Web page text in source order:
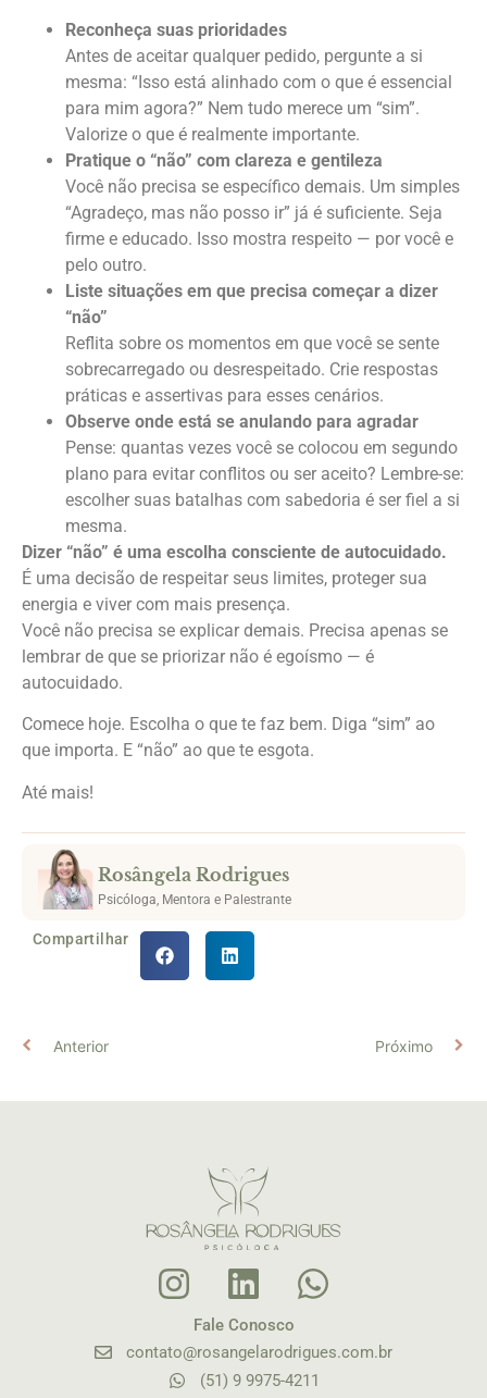
Reconheça suas prioridades
Antes de aceitar qualquer pedido, pergunte a si
mesma: “Isso está alinhado com o que é essencial
para mim agora?” Nem tudo merece um “sim”.
Valorize o que é realmente importante.
Pratique o “não” com clareza e gentileza
Você não precisa se específico demais. Um simples
“Agradeço, mas não posso ir” já é suficiente. Seja
firme e educado. Isso mostra respeito — por você e
pelo outro.
Liste situações em que precisa começar a dizer
“não”
Reflita sobre os momentos em que você se sente
sobrecarregado ou desrespeitado. Crie respostas
práticas e assertivas para esses cenários.
Observe onde está se anulando para agradar
Pense: quantas vezes você se colocou em segundo
plano para evitar conflitos ou ser aceito? Lembre-se:
escolher suas batalhas com sabedoria é ser fiel a si
mesma.
Dizer “não” é uma escolha consciente de autocuidado.
É uma decisão de respeitar seus limites, proteger sua
energia e viver com mais presença.
Você não precisa se explicar demais. Precisa apenas se
lembrar de que se priorizar não é egoísmo — é
autocuidado.
Comece hoje. Escolha o que te faz bem. Diga “sim” ao
que importa. E “não” ao que te esgota.
Até mais!
Rosângela Rodrigues
Psicóloga, Mentora e Palestrante
Compartilhar
Anterior Próximo
Fale Conosco
contato@rosangelarodrigues.com.br
(51) 9 9975-4211